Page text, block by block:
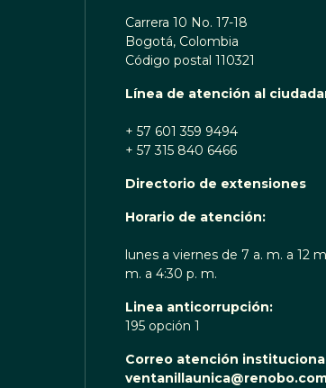
Carrera 10 No. 17-18
Bogotá, Colombia
Código postal 110321
Línea de atención al
+ 57 601 359 9494
+ 57 315 840 6466
Directorio de extensiones
Horario de atención:
lunes a viernes de 7 a. m. a 12
m. a 4:30 p. m.
Linea anticorrupción:
195 opción 1
Correo atención